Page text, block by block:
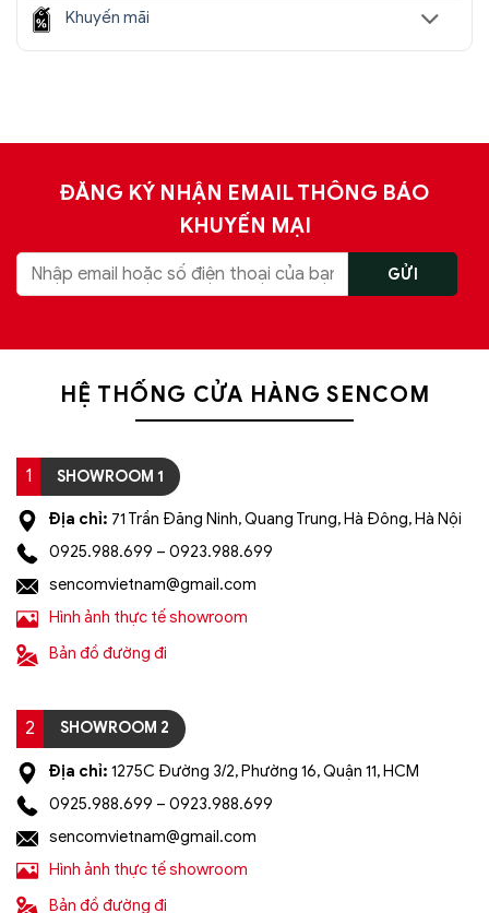
Khuyến mãi
ĐĂNG KÝ NHẬN EMAIL THÔNG BÁO
KHUYẾN MẠI
HỆ THỐNG CỬA HÀNG SENCOM
1 SHOWROOM 1
Địa chỉ: 71 Trần Đăng Ninh, Quang Trung, Hà Đông, Hà Nội
0925.988.699 – 0923.988.699
sencomvietnam@gmail.com
Hình ảnh thực tế showroom
Bản đồ đường đi
2 SHOWROOM 2
Địa chỉ: 1275C Đường 3/2, Phường 16, Quận 11, HCM
0925.988.699 – 0923.988.699
sencomvietnam@gmail.com
Hình ảnh thực tế showroom
Bản đồ đường đi